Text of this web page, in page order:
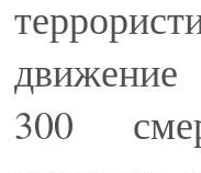
движение
300